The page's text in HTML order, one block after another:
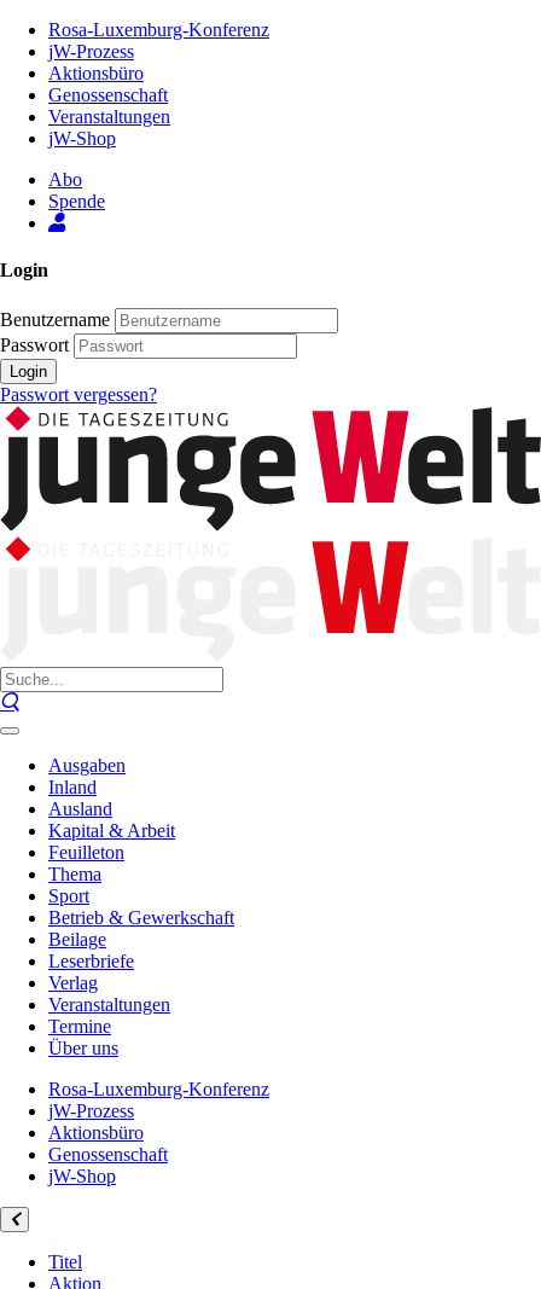
Inhalt
Seite
Rosa-Luxemburg-Konferenz
jW-Prozess
Aktionsbüro
Genossenschaft
Veranstaltungen
jW-Shop
Abo
Spende
Login
Benutzername
Passwort
Login
Passwort vergessen?
Ausgaben
Inland
Ausland
Kapital & Arbeit
Feuilleton
Thema
Sport
Betrieb & Gewerkschaft
Beilage
Leserbriefe
Verlag
Veranstaltungen
Termine
Über uns
Rosa-Luxemburg-Konferenz
jW-Prozess
Aktionsbüro
Genossenschaft
jW-Shop
Titel
Aktion